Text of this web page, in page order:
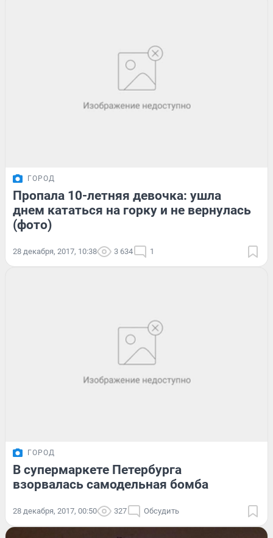
ГОРОД
Пропала 10-летняя девочка: ушла
днем кататься на горку и не вернулась
(фото)
28 декабря, 2017, 10:38 3 634 1
ГОРОД
В супермаркете Петербурга
взорвалась самодельная бомба
28 декабря, 2017, 00:50 327 Обсудить